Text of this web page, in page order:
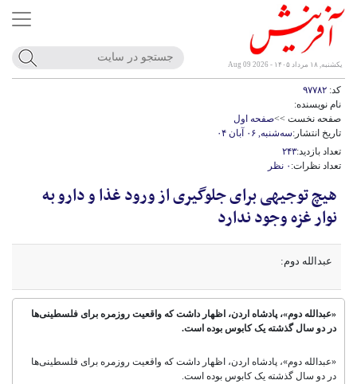
یکشنبه, ۱۸ مرداد ۱۴۰۵ - Aug 09 2026
کد:
نام نویسنده:
صفحه نخست >>صفحه اول
تاریخ انتشار:سه‌شنبه, ۰۶ آبان ۰۴
تعداد بازدید:۲۴۳
تعداد نظرات: ۰ نظر
هیچ توجیهی برای جلوگیری از ورود غذا و دارو به
نوار غزه وجود ندارد
عبدالله دوم:
«عبدالله دوم»، پادشاه اردن، اظهار داشت که ‌واقعیت روزمره برای فلسطینی‌ها
در دو سال گذشته یک کابوس بوده است.
«عبدالله دوم»، پادشاه اردن، اظهار داشت که ‌واقعیت روزمره برای فلسطینی‌ها
در دو سال گذشته یک کابوس بوده است.